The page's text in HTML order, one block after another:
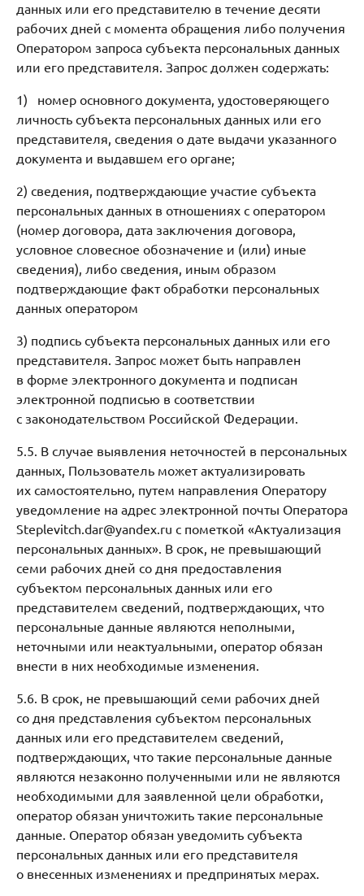
данных или его представителю в течение десяти
рабочих дней с момента обращения либо получения
Оператором запроса субъекта персональных данных
или его представителя. Запрос должен содержать:
1) номер основного документа, удостоверяющего
личность субъекта персональных данных или его
представителя, сведения о дате выдачи указанного
документа и выдавшем его органе;
2) сведения, подтверждающие участие субъекта
персональных данных в отношениях с оператором
(номер договора, дата заключения договора,
условное словесное обозначение и (или) иные
сведения), либо сведения, иным образом
подтверждающие факт обработки персональных
данных оператором
3) подпись субъекта персональных данных или его
представителя. Запрос может быть направлен
в форме электронного документа и подписан
электронной подписью в соответствии
с законодательством Российской Федерации.
5.5. В случае выявления неточностей в персональных
данных, Пользователь может актуализировать
их самостоятельно, путем направления Оператору
уведомление на адрес электронной почты Оператора
Steplevitch.dar@yandex.ru с пометкой «Актуализация
персональных данных». В срок, не превышающий
семи рабочих дней со дня предоставления
субъектом персональных данных или его
представителем сведений, подтверждающих, что
персональные данные являются неполными,
неточными или неактуальными, оператор обязан
внести в них необходимые изменения.
5.6. В срок, не превышающий семи рабочих дней
со дня представления субъектом персональных
данных или его представителем сведений,
подтверждающих, что такие персональные данные
являются незаконно полученными или не являются
необходимыми для заявленной цели обработки,
оператор обязан уничтожить такие персональные
данные. Оператор обязан уведомить субъекта
персональных данных или его представителя
о внесенных изменениях и предпринятых мерах.